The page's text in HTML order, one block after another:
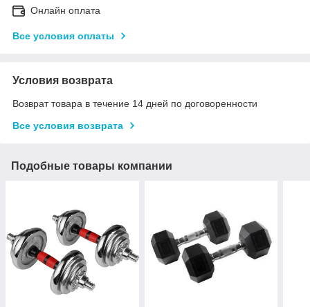
Онлайн оплата
Все условия оплаты
Условия возврата
Возврат товара в течение 14 дней по договоренности
Все условия возврата
Подобные товары компании